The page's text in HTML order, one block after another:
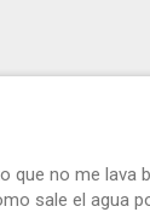
no me lava
sale el agua